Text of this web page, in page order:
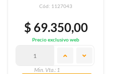
Cód: 1127043
$ 69.350,00
Precio exclusivo web
Min. Vta.: 1